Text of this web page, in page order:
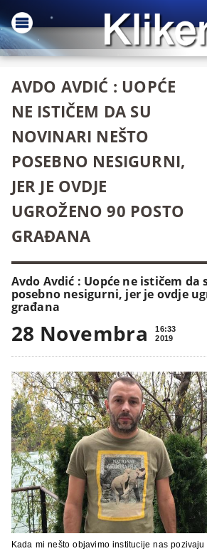
AVDO AVDIĆ : UOPĆE
NE ISTIČEM DA SU
NOVINARI NEŠTO
POSEBNO NESIGURNI,
JER JE OVDJE
UGROŽENO 90 POSTO
GRAĐANA
Avdo Avdić : Uopće ne ističem
posebno nesigurni, jer je ovdje
građana
28 Novembra
16:33
2019
Kada mi nešto objavimo institucije nas